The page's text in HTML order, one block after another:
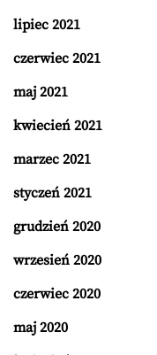
lipiec 2021
czerwiec 2021
maj 2021
kwiecień 2021
marzec 2021
styczeń 2021
grudzień 2020
wrzesień 2020
czerwiec 2020
maj 2020